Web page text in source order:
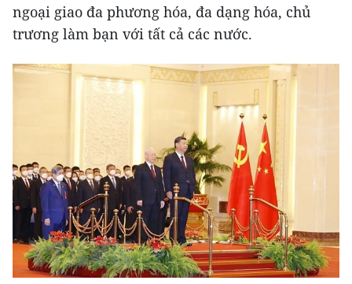
ngoại giao đa phương hóa, đa dạng hóa, chủ
trương làm bạn với tất cả các nước.